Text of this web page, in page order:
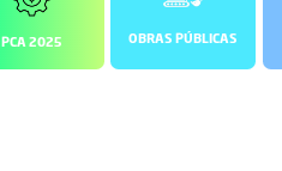
PCA 2025 OBRAS PÚBLICAS